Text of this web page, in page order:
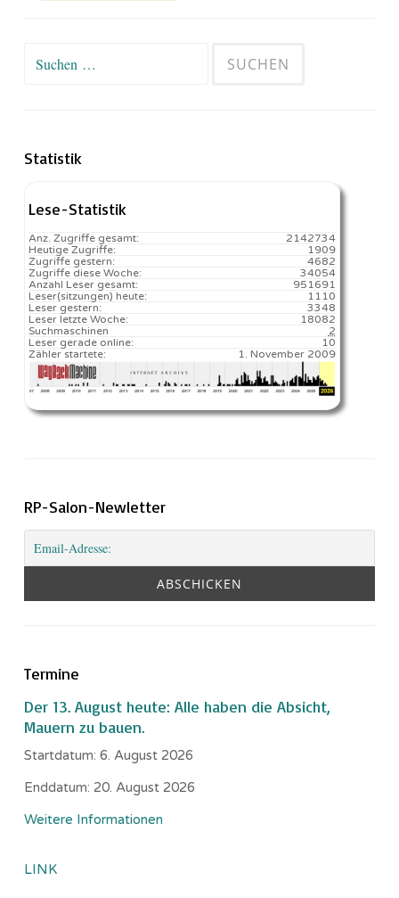
Suchen
Statistik
Lese-Statistik
2142734
Anz. Zugriffe gesamt:
1909
Heutige Zugriffe:
4682
Zugriffe gestern:
34054
Zugriffe diese Woche:
951691
Anzahl Leser gesamt:
1110️
Leser(sitzungen) heute:
3348
Leser gestern:
18082️
Leser letzte Woche:
2
Suchmaschinen
10
Leser gerade online:
1. November 2009
Zähler startete:
RP-Salon-Newletter
Termine
Der 13. August heute: Alle haben die Absicht,
Mauern zu bauen.
Startdatum: 6. August 2026
Enddatum: 20. August 2026
Weitere Informationen
LINK